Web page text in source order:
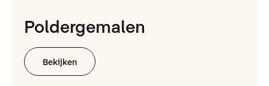
Poldergemalen
Bekijken